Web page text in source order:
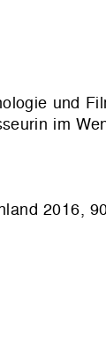
und
im
2016,